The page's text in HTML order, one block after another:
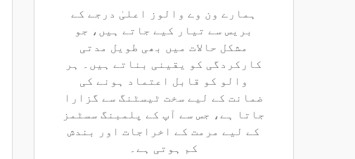
ہمارے ون وے والوز اعلیٰ درجے کے
بریس سے تیار کیے جاتے ہیں، جو
مشکل حالات میں بھی طویل مدتی
کارکردگی کو یقینی بناتے ہیں۔ ہر
والو کو قابل اعتماد ہونے کی
ضمانت کے لیے سخت ٹیسٹنگ سے گزارا
جاتا ہے، جس سے آپ کے پلمبنگ سسٹمز
کے لیے مرمت کے اخراجات اور بندش
کم ہوتی ہے۔